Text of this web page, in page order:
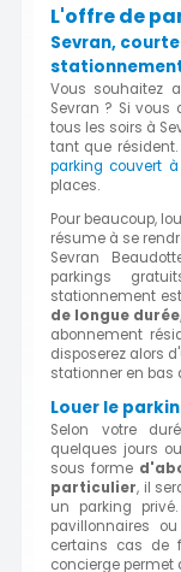
L'offre de
Sevran,
Vous souhaitez
Sevran ? Si vous
tous les soirs à
tant que
parking couvert à
places.
Pour beaucoup,
résume à se
Sevran
parkings
stationnement
de longue
abonnement
disposerez alors
stationner en bas
Louer le
Selon votre
quelques jours
sous forme
particulier, il
un parking
pavillonnaires
certains cas de
concierge permet